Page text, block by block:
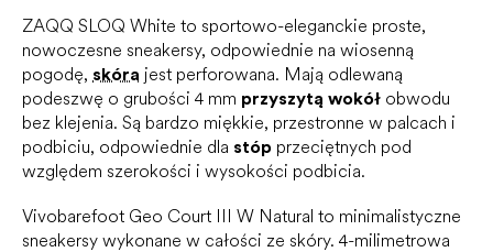
ZAQQ SLOQ White to sportowo-eleganckie proste,
nowoczesne sneakersy, odpowiednie na wiosenną
pogodę, skóra jest perforowana. Mają odlewaną
podeszwę o grubości 4 mm przyszytą wokół obwodu
bez klejenia. Są bardzo miękkie, przestronne w palcach i
podbiciu, odpowiednie dla stóp przeciętnych pod
względem szerokości i wysokości podbicia.
Vivobarefoot Geo Court III W Natural to minimalistyczne
sneakersy wykonane w całości ze skóry. 4-milimetrowa